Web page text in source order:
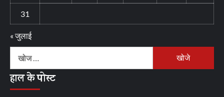
31
« जुलाई
निम्न
खोजें:
हाल के पोस्ट